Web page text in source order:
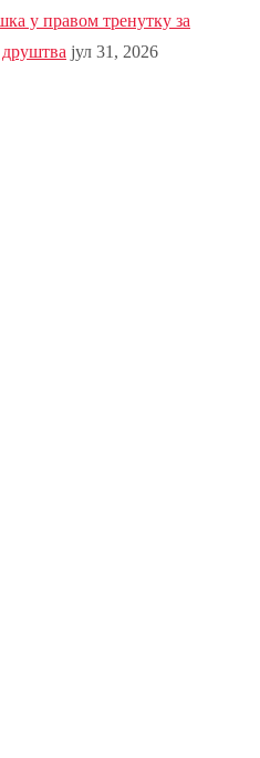
у правом тренутку за
јул 31, 2026